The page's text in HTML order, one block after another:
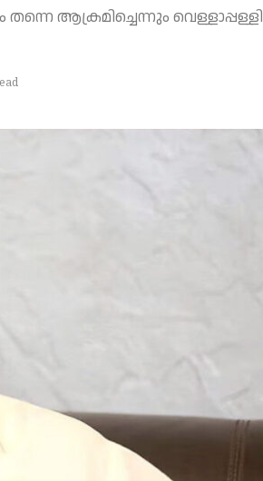
ആക്രമിച്ചെന്നും വെള്ളാപ്പള്ളി